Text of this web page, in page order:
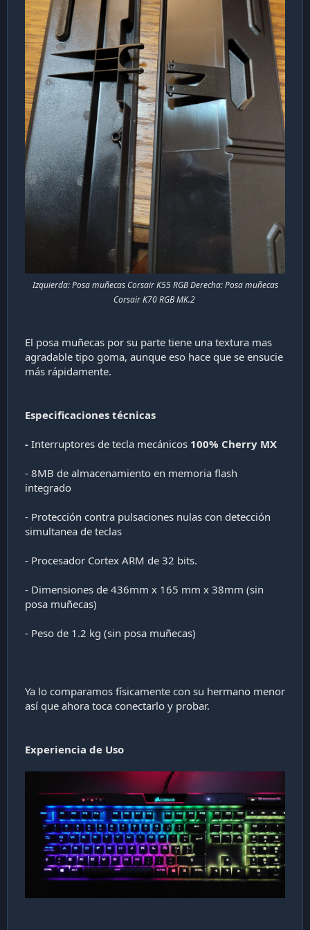
Izquierda: Posa muñecas Corsair K55 RGB Derecha: Posa muñecas
Corsair K70 RGB MK.2
El posa muñecas por su parte tiene una textura mas
agradable tipo goma, aunque eso hace que se ensucie
más rápidamente.
Especificaciones técnicas
- Interruptores de tecla mecánicos 100% Cherry MX
- 8MB de almacenamiento en memoria flash
integrado
- Protección contra pulsaciones nulas con detección
simultanea de teclas
- Procesador Cortex ARM de 32 bits.
- Dimensiones de 436mm x 165 mm x 38mm (sin
posa muñecas)
- Peso de 1.2 kg (sin posa muñecas)
Ya lo comparamos físicamente con su hermano menor
así que ahora toca conectarlo y probar.
Experiencia de Uso